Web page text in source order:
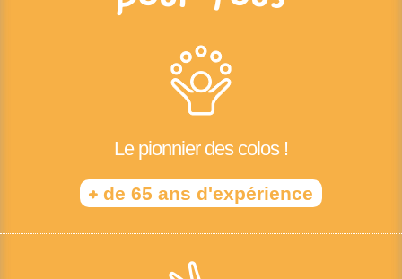
Le pionnier des colos !
+ de 65 ans d'expérience